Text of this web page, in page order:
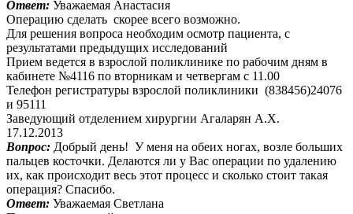
Ответ: Уважаемая Анастасия
Операцию сделать скорее всего возможно.
Для решения вопроса необходим осмотр пациента, с
результатами предыдущих исследований
Прием ведется в взрослой поликлинике по рабочим дням в
кабинете №4116 по вторникам и четвергам с 11.00
Телефон регистратуры взрослой поликлиники (838456)24076
и 95111
Заведующий отделением хирургии Агаларян А.Х.
17.12.2013
Вопрос: Добрый день! У меня на обеих ногах, возле больших
пальцев косточки. Делаются ли у Вас операции по удалению
их, как происходит весь этот процесс и сколько стоит такая
операция? Спасибо.
Ответ: Уважаемая Светлана